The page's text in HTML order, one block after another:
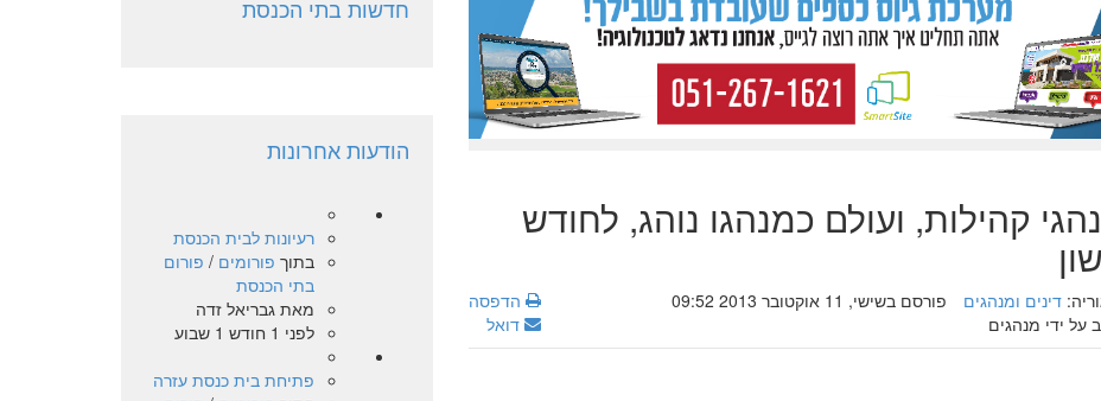
קהילות, ועולם כמנהגו נוהג, לחודש
הדפסה
דואל
דינים ומנהגים
פורסם בשישי, 11 אוקטובר 2013 09:52
על ידי מנהגים
חדשות בתי הכנסת
הודעות אחרונות
רעיונות לבית הכנסת
בתוך פורומים / פורום
בתי הכנסת
מאתגבריאל זדה
לפני 1 חודש 1 שבוע
פתיחת בית כנסת עזרה